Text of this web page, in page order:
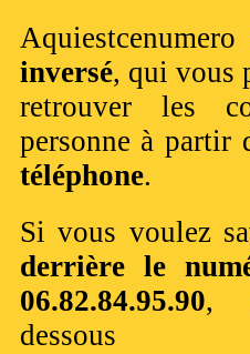
inversé, qui vous
retrouver les
personne à partir
téléphone.
Si vous voulez
derrière le
06.82.84.95.90,
dessous